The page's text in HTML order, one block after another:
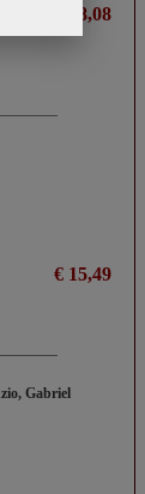
€ 18,08
€ 15,49
Gabriel